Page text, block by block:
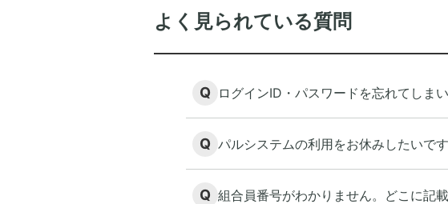
よく見られている質問
Q ログインID・パスワードを忘れてしま
Q パルシステムの利用をお休みしたいで
Q 組合員番号がわかりません。どこに記